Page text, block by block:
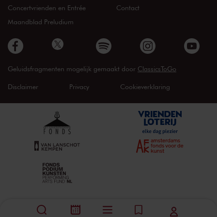
Concertvrienden en Entrée
Maandblad Preludium
Contact
Geluidsfragmenten mogelijk gemaakt door ClassicsToGo
Disclaimer Privacy Cookieverklaring